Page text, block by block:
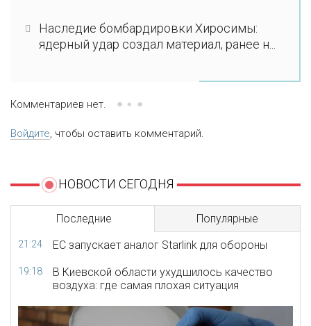
Наследие бомбардировки Хиросимы:
ядерный удар создал материал, ранее н...
Комментариев нет.
Войдите, чтобы оставить комментарий.
НОВОСТИ СЕГОДНЯ
Последние Популярные
21:24 ЕС запускает аналог Starlink для обороны
19:18
В Киевской области ухудшилось качество
воздуха: где самая плохая ситуация